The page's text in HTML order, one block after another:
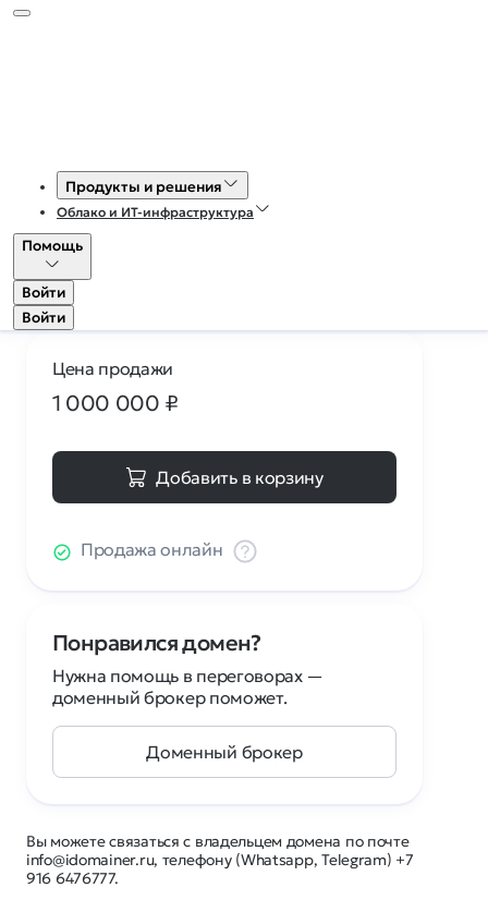
Продукты и решения
Облако и ИТ-инфраструктура
Помощь
Войти
Войти
Магазин доменов
Вы можете связаться с владельцем домена по почте
info@idomainer.ru, телефону (Whatsapp, Telegram) +7
916 6476777.
Цена продажи
1 000 000 ₽
Добавить в корзину
Продажа онлайн
Понравился домен?
Нужна помощь в переговорах —
доменный брокер поможет.
Доменный брокер